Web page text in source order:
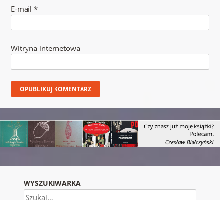
E-mail *
Witryna internetowa
WYSZUKIWARKA
Szukaj